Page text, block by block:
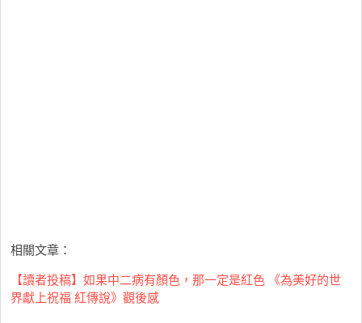
相關文章：
【讀者投稿】如果中二病有顏色，那一定是紅色 《為美好的世
界獻上祝福 紅傳說》觀後感